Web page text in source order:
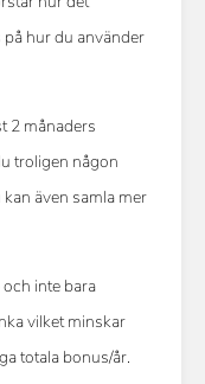
hur du använder
2 månaders
troligen någon
även samla mer
inte bara
vilket minskar
totala bonus/år.